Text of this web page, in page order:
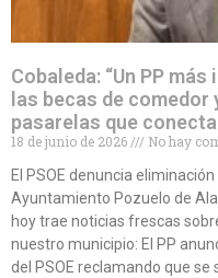
Cobaleda: “Un PP
las becas de
pasarelas que
18 de junio de 2026
No hay
El PSOE denuncia
Ayuntamiento Pozuelo de
hoy trae noticias frescas
nuestro municipio: El PP
del PSOE reclamando que